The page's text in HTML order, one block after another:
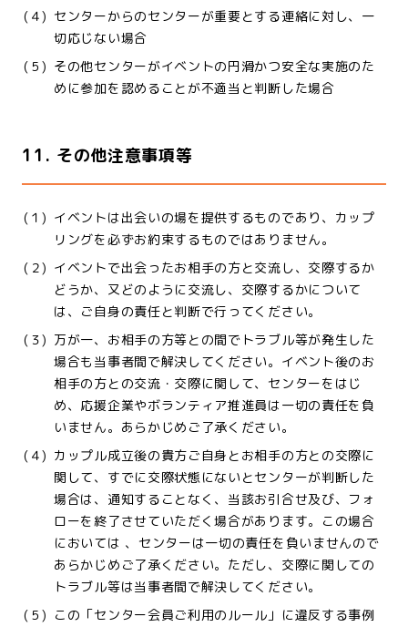
(４) センターからのセンターが重要とする連絡に対し、一
切応じない場合
(５) その他センターがイベントの円滑かつ安全な実施のた
めに参加を認めることが不適当と判断した場合
11. その他注意事項等
(１) イベントは出会いの場を提供するものであり、カップ
リングを必ずお約束するものではありません。
(２) イベントで出会ったお相手の方と交流し、交際するか
どうか、又どのように交流し、交際するかについて
は、ご自身の責任と判断で行ってください。
(３) 万が一、お相手の方等との間でトラブル等が発生した
場合も当事者間で解決してください。イベント後のお
相手の方との交流・交際に関して、センターをはじ
め、応援企業やボランティア推進員は一切の責任を負
いません。あらかじめご了承ください。
(４) カップル成立後の貴方ご自身とお相手の方との交際に
関して、すでに交際状態にないとセンターが判断した
場合は、通知することなく、当該お引合せ及び、フォ
ローを終了させていただく場合があります。この場合
においては 、センターは一切の責任を負いませんので
あらかじめご了承ください。ただし、交際に関しての
トラブル等は当事者間で解決してください。
(５) この「センター会員ご利用のルール」に違反する事例